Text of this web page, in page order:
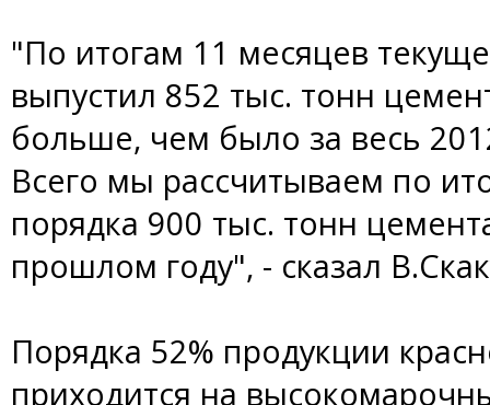
"По итогам 11 месяцев
выпустил 852 тыс. тонн
больше, чем было за весь
Всего мы рассчитываем по
порядка 900 тыс. тонн
прошлом году", - сказал
Порядка 52% продукции
приходится на